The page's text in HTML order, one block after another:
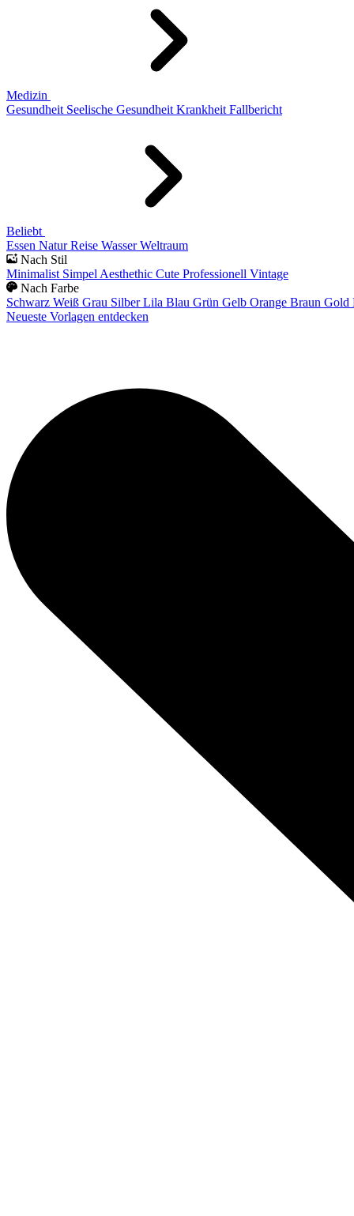
Medizin
Gesundheit Seelische Gesundheit Krankheit Fallbericht
Beliebt
Essen Natur Reise Wasser Weltraum
Nach Stil
Minimalist Simpel Aesthethic Cute Professionell Vintage
Nach Farbe
Schwarz Weiß Grau Silber Lila Blau Grün Gelb Orange Braun Gold
Neueste Vorlagen entdecken